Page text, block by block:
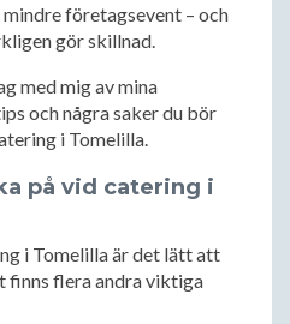
företagsevent – och
gör skillnad.
med mig av mina
och några saker du bör
i Tomelilla.
på vid catering i
i Tomelilla är det lätt att
finns flera andra viktiga